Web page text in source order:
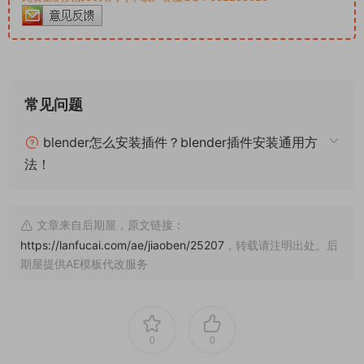
常见问题
blender怎么安装插件？blender插件安装通用方
法！
文章来自后期屋，原文链接：
https://lanfucai.com/ae/jiaoben/25207 ，转载请注明出处。后
期屋提供AE模板代改服务
0 0